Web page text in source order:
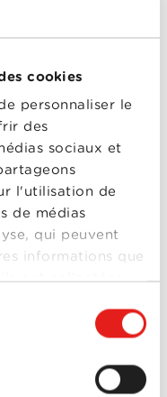
cookies
personnaliser le
des
sociaux et
l'utilisation de
de médias
qui peuvent
informations que
Internetbli
avant tout
vous pouvez
un jeune public
mises à jour.
vous pouvez
depuis votre
pour vous!